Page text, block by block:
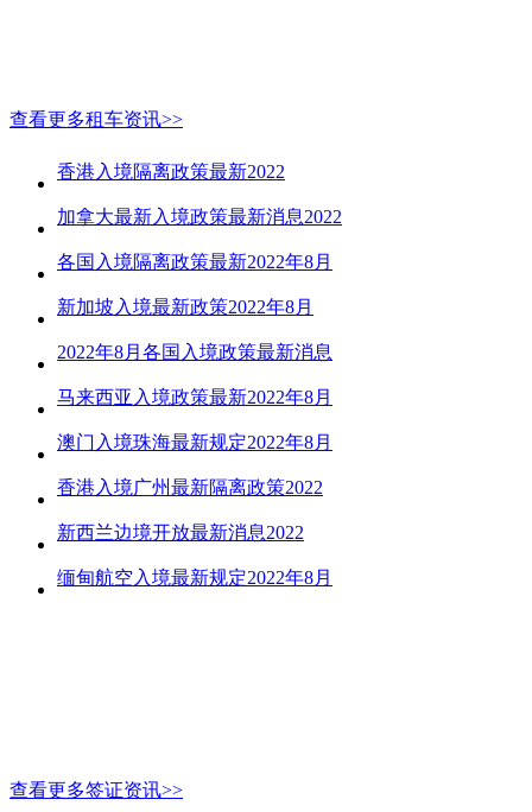
查看更多租车资讯>>
香港入境隔离政策最新2022
加拿大最新入境政策最新消息2022
各国入境隔离政策最新2022年8月
新加坡入境最新政策2022年8月
2022年8月各国入境政策最新消息
马来西亚入境政策最新2022年8月
澳门入境珠海最新规定2022年8月
香港入境广州最新隔离政策2022
新西兰边境开放最新消息2022
缅甸航空入境最新规定2022年8月
查看更多签证资讯>>